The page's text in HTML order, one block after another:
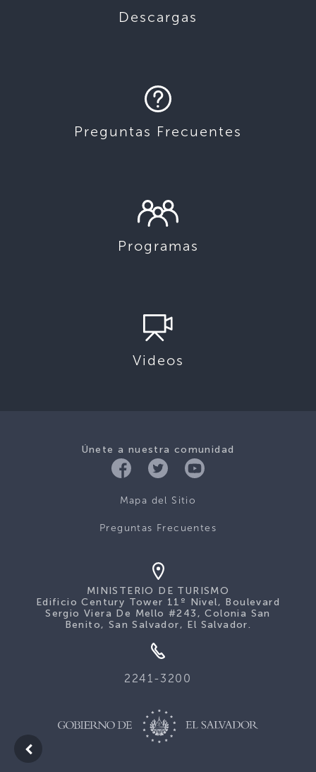
Descargas
Preguntas Frecuentes
Programas
Videos
Únete a nuestra comunidad
Mapa del Sitio
Preguntas Frecuentes
MINISTERIO DE TURISMO
Edificio Century Tower 11º Nivel, Boulevard
Sergio Viera De Mello #243, Colonia San
Benito, San Salvador, El Salvador.
2241-3200